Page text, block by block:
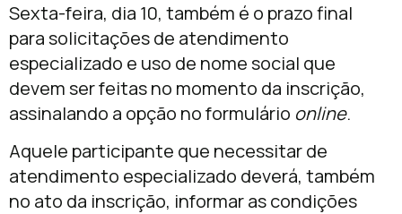
Sexta-feira, dia 10, também é o prazo final
para solicitações de atendimento
especializado e uso de nome social que
devem ser feitas no momento da inscrição,
assinalando a opção no formulário online.
Aquele participante que necessitar de
atendimento especializado deverá, também
no ato da inscrição, informar as condições